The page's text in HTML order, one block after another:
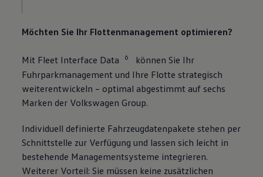
Möchten Sie Ihr Flottenmanagement optimieren?
Mit Fleet Interface Data 6
können Sie Ihr
Fuhrparkmanagement und Ihre Flotte strategisch
weiterentwickeln – optimal abgestimmt auf sechs
Marken der Volkswagen Group.
Individuell definierte Fahrzeugdatenpakete stehen per
Schnittstelle zur Verfügung und lassen sich leicht in
bestehende Managementsysteme integrieren.
Weiterer Vorteil: Sie müssen keine zusätzlichen